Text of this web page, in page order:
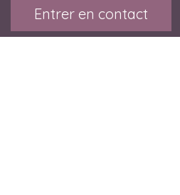
Entrer en contact